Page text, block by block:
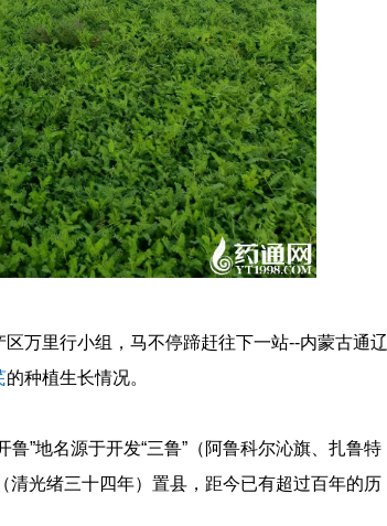
万里行小组，马不停蹄赶往下一站--内蒙古通辽
的种植生长情况。
”地名源于开发“三鲁”（阿鲁科尔沁旗、扎鲁特
光绪三十四年）置县，距今已有超过百年的历